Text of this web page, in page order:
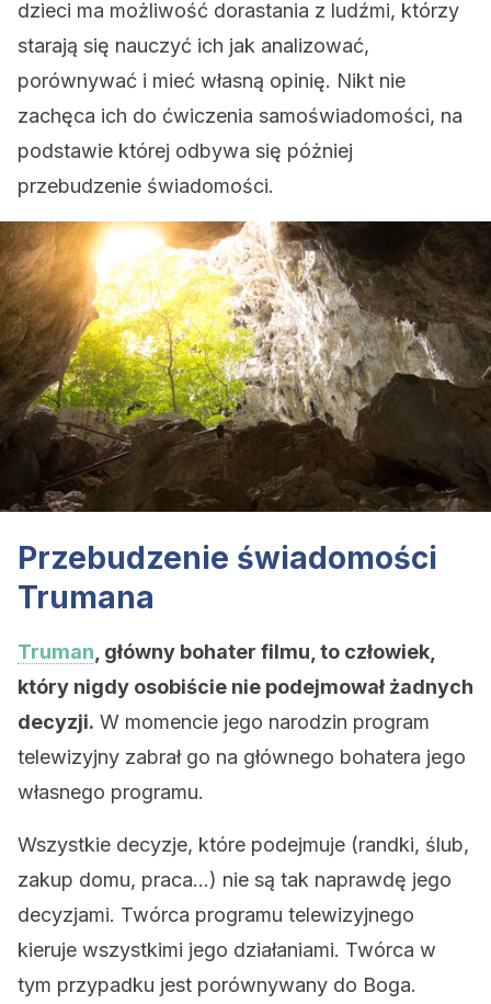
dzieci ma możliwość dorastania z ludźmi, którzy
starają się nauczyć ich jak analizować,
porównywać i mieć własną opinię. Nikt nie
zachęca ich do ćwiczenia samoświadomości, na
podstawie której odbywa się póżniej
przebudzenie świadomości.
Przebudzenie świadomości
Trumana
Truman , główny bohater filmu, to człowiek,
który nigdy osobiście nie podejmował żadnych
decyzji. W momencie jego narodzin program
telewizyjny zabrał go na głównego bohatera jego
własnego programu.
Wszystkie decyzje, które podejmuje (randki, ślub,
zakup domu, praca…) nie są tak naprawdę jego
decyzjami. Twórca programu telewizyjnego
kieruje wszystkimi jego działaniami. Twórca w
tym przypadku jest porównywany do Boga.